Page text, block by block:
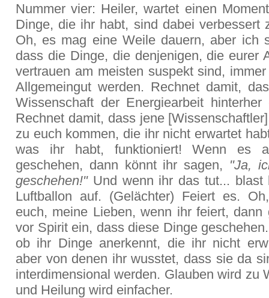
Nummer vier: Heiler, wartet einen
Dinge, die ihr habt, sind dabei verbessert
Oh, es mag eine Weile dauern, aber ich
dass die Dinge, die denjenigen, die eurer
vertrauen am meisten suspekt sind,
Allgemeingut werden. Rechnet damit,
Wissenschaft der Energiearbeit hinterher
Rechnet damit, dass jene
zu euch kommen, die ihr nicht erwartet
was ihr habt, funktioniert! Wenn es
geschehen, dann könnt ihr sagen, "Ja,
geschehen!"Und wenn ihr das tut... blast
Luftballon auf. (Gelächter) Feiert es.
euch, meine Lieben, wenn ihr feiert, dann
vor Spirit ein, dass diese Dinge
ob ihr Dinge anerkennt, die ihr nicht
aber von denen ihr wusstet, dass sie da
interdimensional werden. Glauben wird zu
und Heilung wird einfacher.